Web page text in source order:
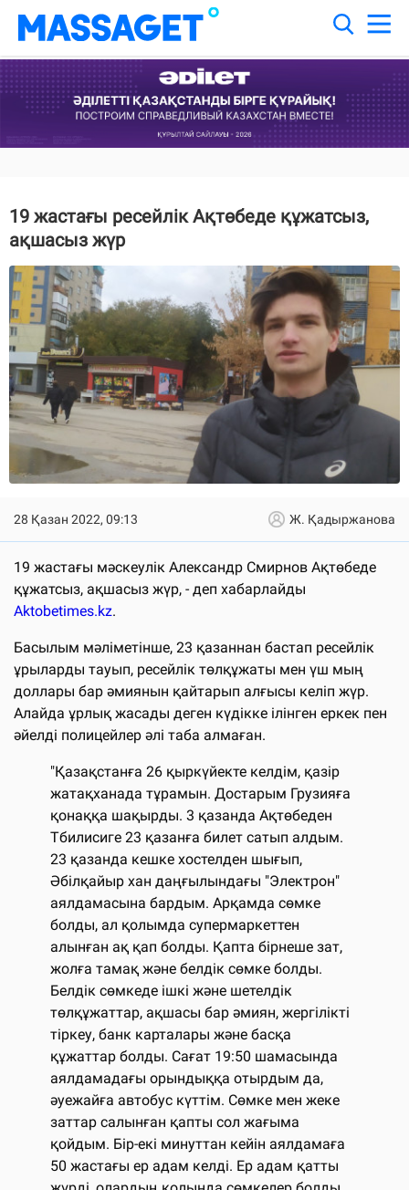
19 жастағы ресейлік Ақтөбеде құжатсыз,
ақшасыз жүр
28 Қазан 2022, 09:13 Ж. Қадыржанова
19 жастағы мәскеулік Александр Смирнов Ақтөбеде
құжатсыз, ақшасыз жүр, - деп хабарлайды
Aktobetimes.kz.
Басылым мәліметінше, 23 қазаннан бастап ресейлік
ұрыларды тауып, ресейлік төлқұжаты мен үш мың
доллары бар әмиянын қайтарып алғысы келіп жүр.
Алайда ұрлық жасады деген күдікке ілінген еркек пен
әйелді полицейлер әлі таба алмаған.
"Қазақстанға 26 қыркүйекте келдім, қазір
жатақханада тұрамын. Достарым Грузияға
қонаққа шақырды. 3 қазанда Ақтөбеден
Тбилисиге 23 қазанға билет сатып алдым.
23 қазанда кешке хостелден шығып,
Әбілқайыр хан даңғылындағы "Электрон"
аялдамасына бардым. Арқамда сөмке
болды, ал қолымда супермаркеттен
алынған ақ қап болды. Қапта бірнеше зат,
жолға тамақ және белдік сөмке болды.
Белдік сөмкеде ішкі және шетелдік
төлқұжаттар, ақшасы бар әмиян, жергілікті
тіркеу, банк карталары және басқа
құжаттар болды. Сағат 19:50 шамасында
аялдамадағы орындыққа отырдым да,
әуежайға автобус күттім. Сөмке мен жеке
заттар салынған қапты сол жағыма
қойдым. Бір-екі минуттан кейін аялдамаға
50 жастағы ер адам келді. Ер адам қатты